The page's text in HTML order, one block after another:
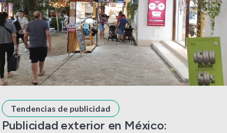
Tendencias de publicidad
Publicidad exterior en México: